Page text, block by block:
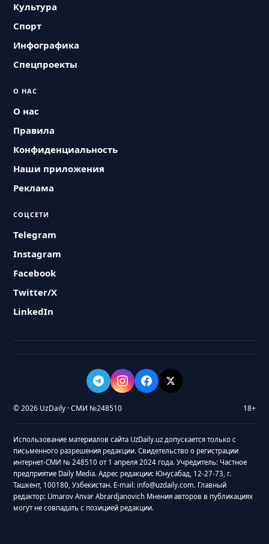
Культура
Спорт
Инфографика
Спецпроекты
О НАС
О нас
Правила
Конфиденциальность
Наши приложения
Реклама
СОЦСЕТИ
Telegram
Instagram
Facebook
Twitter/X
LinkedIn
© 2026 UzDaily · СМИ №248510 18+
Использование материалов сайта UzDaily.uz допускается только с
письменного разрешения редакции. Свидетельство о регистрации
интернет-СМИ № 248510 от 1 апреля 2024 года. Учредитель: Частное
предприятие Daily Media. Адрес редакции: Юнусабад, 12-27-73, г.
Ташкент, 100180, Узбекистан. E-mail: info@uzdaily.com. Главный
редактор: Umarov Anvar Abrardjanovich Мнения авторов в публикациях
могут не совпадать с позицией редакции.